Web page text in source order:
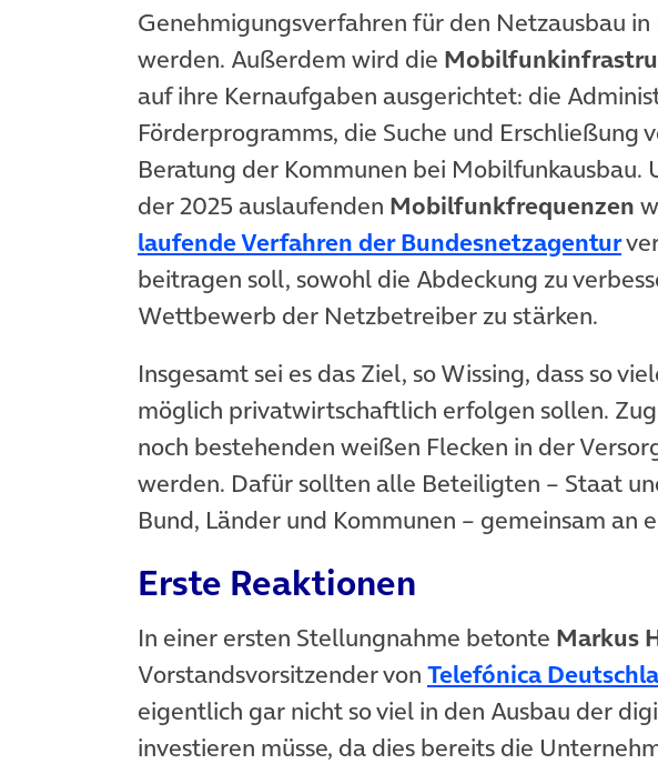
Genehmigungsverfahren für den Netzausbau
werden. Außerdem wird die
auf ihre Kernaufgaben ausgerichtet: die
Förderprogramms, die Suche und Erschließung
Beratung der Kommunen bei
der 2025 auslaufenden Mobilfunkfrequenzen
laufende Verfahren der Bundesnetzagentur
beitragen soll, sowohl die Abdeckung zu
Wettbewerb der Netzbetreiber zu stärken.
Insgesamt sei es das Ziel, so Wissing, dass so
möglich privatwirtschaftlich erfolgen sollen.
noch bestehenden weißen Flecken in der
werden. Dafür sollten alle Beteiligten – Staat
Bund, Länder und Kommunen – gemeinsam an
Erste Reaktionen
In einer ersten Stellungnahme betonte Markus
Vorstandsvorsitzender von Telefónica
eigentlich gar nicht so viel in den Ausbau der
investieren müsse, da dies bereits die